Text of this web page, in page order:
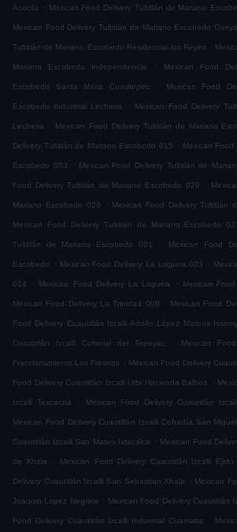
Acocila . Mexican Food Delivery Tultitlán de Mariano
Mexican Food Delivery Tultitlán de Mariano Escobedo
Tultitlán de Mariano Escobedo Residencial los Reyes .
Mariano Escobedo Independencia . Mexican Food
Escobedo Santa Maria Cuautepec . Mexican Food
Escobedo Industrial Lecheria . Mexican Food Delivery
Lecheria . Mexican Food Delivery Tultitlán de Mariano
Delivery Tultitlán de Mariano Escobedo 015 . Mexican Food
Escobedo 003 . Mexican Food Delivery Tultitlán de
Food Delivery Tultitlán de Mariano Escobedo 029 .
Mariano Escobedo 028 . Mexican Food Delivery Tultitlán
Mexican Food Delivery Tultitlán de Mariano Escobedo
Tultitlán de Mariano Escobedo 001 . Mexican Food
Escobedo . Mexican Food Delivery La Laguna 003 .
014 . Mexican Food Delivery La Laguna . Mexican
Mexican Food Delivery La Trinidad 008 . Mexican Food
Food Delivery Cuautitlán Izcalli Adolfo López Mateos
Cuautitlán Izcalli Colonial del Tepeyac . Mexican
Fraccionamiento Los Fresnos . Mexican Food Delivery
Food Delivery Cuautitlán Izcalli Urbi Hacienda Balboa .
Izcalli Texcacoa . Mexican Food Delivery Cuautitlán
Mexican Food Delivery Cuautitlán Izcalli Cofradía San
Cuautitlán Izcalli San Mateo Ixtacalco . Mexican Food
de Xhala . Mexican Food Delivery Cuautitlán Izcalli
Delivery Cuautitlán Izcalli San Sebastian Xhala . Mexican
Joaquin Lopez Negrete . Mexican Food Delivery Cuautitlán
Food Delivery Cuautitlán Izcalli Industrial Cuamatla .